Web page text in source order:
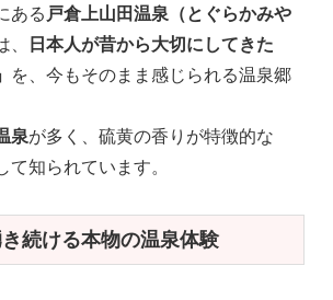
ある 戸倉上山田温泉（とぐらかみや
、
日本人が昔から大切にしてきた
を、今もそのまま感じられる温泉郷
泉が多く、硫黄の香りが特徴的な
て知られています。
続ける本物の温泉体験